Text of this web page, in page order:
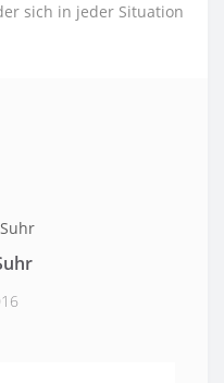
sich in jeder Situation